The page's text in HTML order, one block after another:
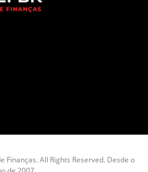
Finanças. All Rights Reserved. Desde o